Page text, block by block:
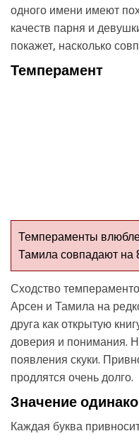
одного имени имеют
качеств парня и
покажет, насколько
Темперамент
Темпераменты
Тамила совпадают на
Сходство
Арсен и Тамила на
друга как открытую
доверия и понимания.
появления скуки.
продлятся очень долго.
Значение
Каждая буква